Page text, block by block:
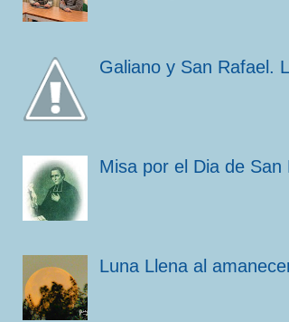
Galiano y San Rafael.
Misa por el Dia de
Luna Llena al